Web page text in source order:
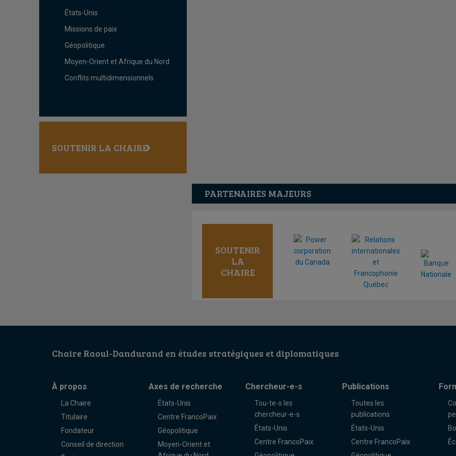
États-Unis
Missions de paix
Géopolitique
Moyen-Orient et Afrique du Nord
Conflits multidimensionnels
SOUTENIR LA CHAIRE
PARTENAIRES MAJEURS
SOUTENIR
LA
CHAIRE
Chaire Raoul-Dandurand en études stratégiques et diplomatiques
À propos
La Chaire
Titulaire
Fondateur
Conseil de direction
Axes de recherche
États-Unis
Centre FrancoPaix
Géopolitique
Moyen-Orient et
Chercheur-e-s
Tou-te-s les
chercheur-e-s
États-Unis
Centre FrancoPaix
Publications
Toutes les
publications
États-Unis
Centre FrancoPaix